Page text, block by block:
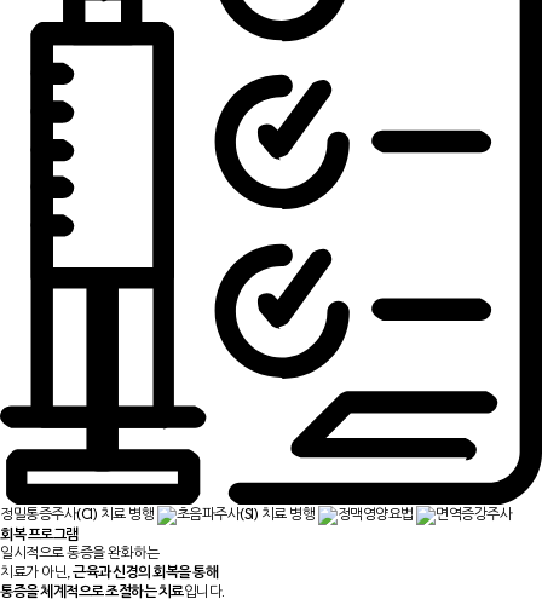
정밀통증주사(CI) 치료 병행 초음파주사(SI) 치료 병행 정맥영양요법
면역증강주사
회복 프로그램
일시적으로 통증을 완화하는
치료가 아닌,근육과 신경의 회복을 통해
통증을 체계적으로 조절하는 치료입니다.